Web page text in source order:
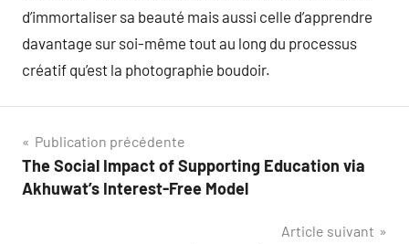
d’immortaliser sa beauté mais aussi celle d’apprendre
davantage sur soi-même tout au long du processus
créatif qu’est la photographie boudoir.
Navigation
de
Publication précédente
The Social Impact of Supporting Education via
Akhuwat’s Interest-Free Model
Article suivant